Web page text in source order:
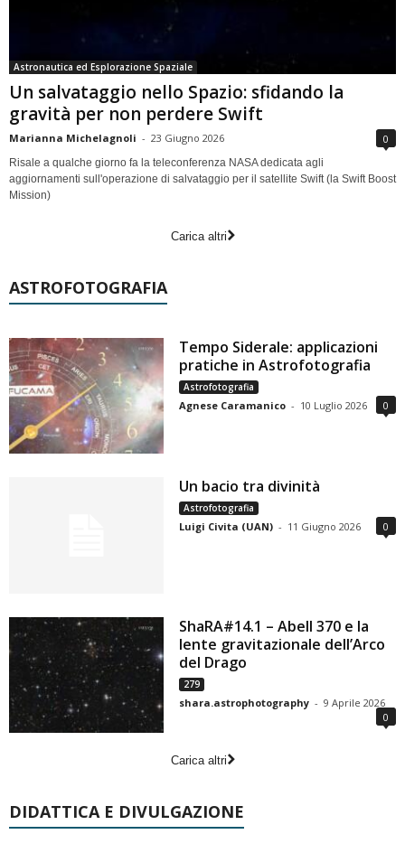
Astronautica ed Esplorazione Spaziale
Un salvataggio nello Spazio: sfidando la
gravità per non perdere Swift
Marianna Michelagnoli - 23 Giugno 2026 0
Risale a qualche giorno fa la teleconferenza NASA dedicata agli
aggiornamenti sull'operazione di salvataggio per il satellite Swift (la Swift Boost
Mission)
Carica altri
ASTROFOTOGRAFIA
Tempo Siderale: applicazioni
pratiche in Astrofotografia
Astrofotografia
Agnese Caramanico - 10 Luglio 2026 0
Un bacio tra divinità
Astrofotografia
Luigi Civita (UAN) - 11 Giugno 2026 0
ShaRA#14.1 – Abell 370 e la
lente gravitazionale dell’Arco
del Drago
279
shara.astrophotography - 9 Aprile 2026
0
Carica altri
DIDATTICA E DIVULGAZIONE